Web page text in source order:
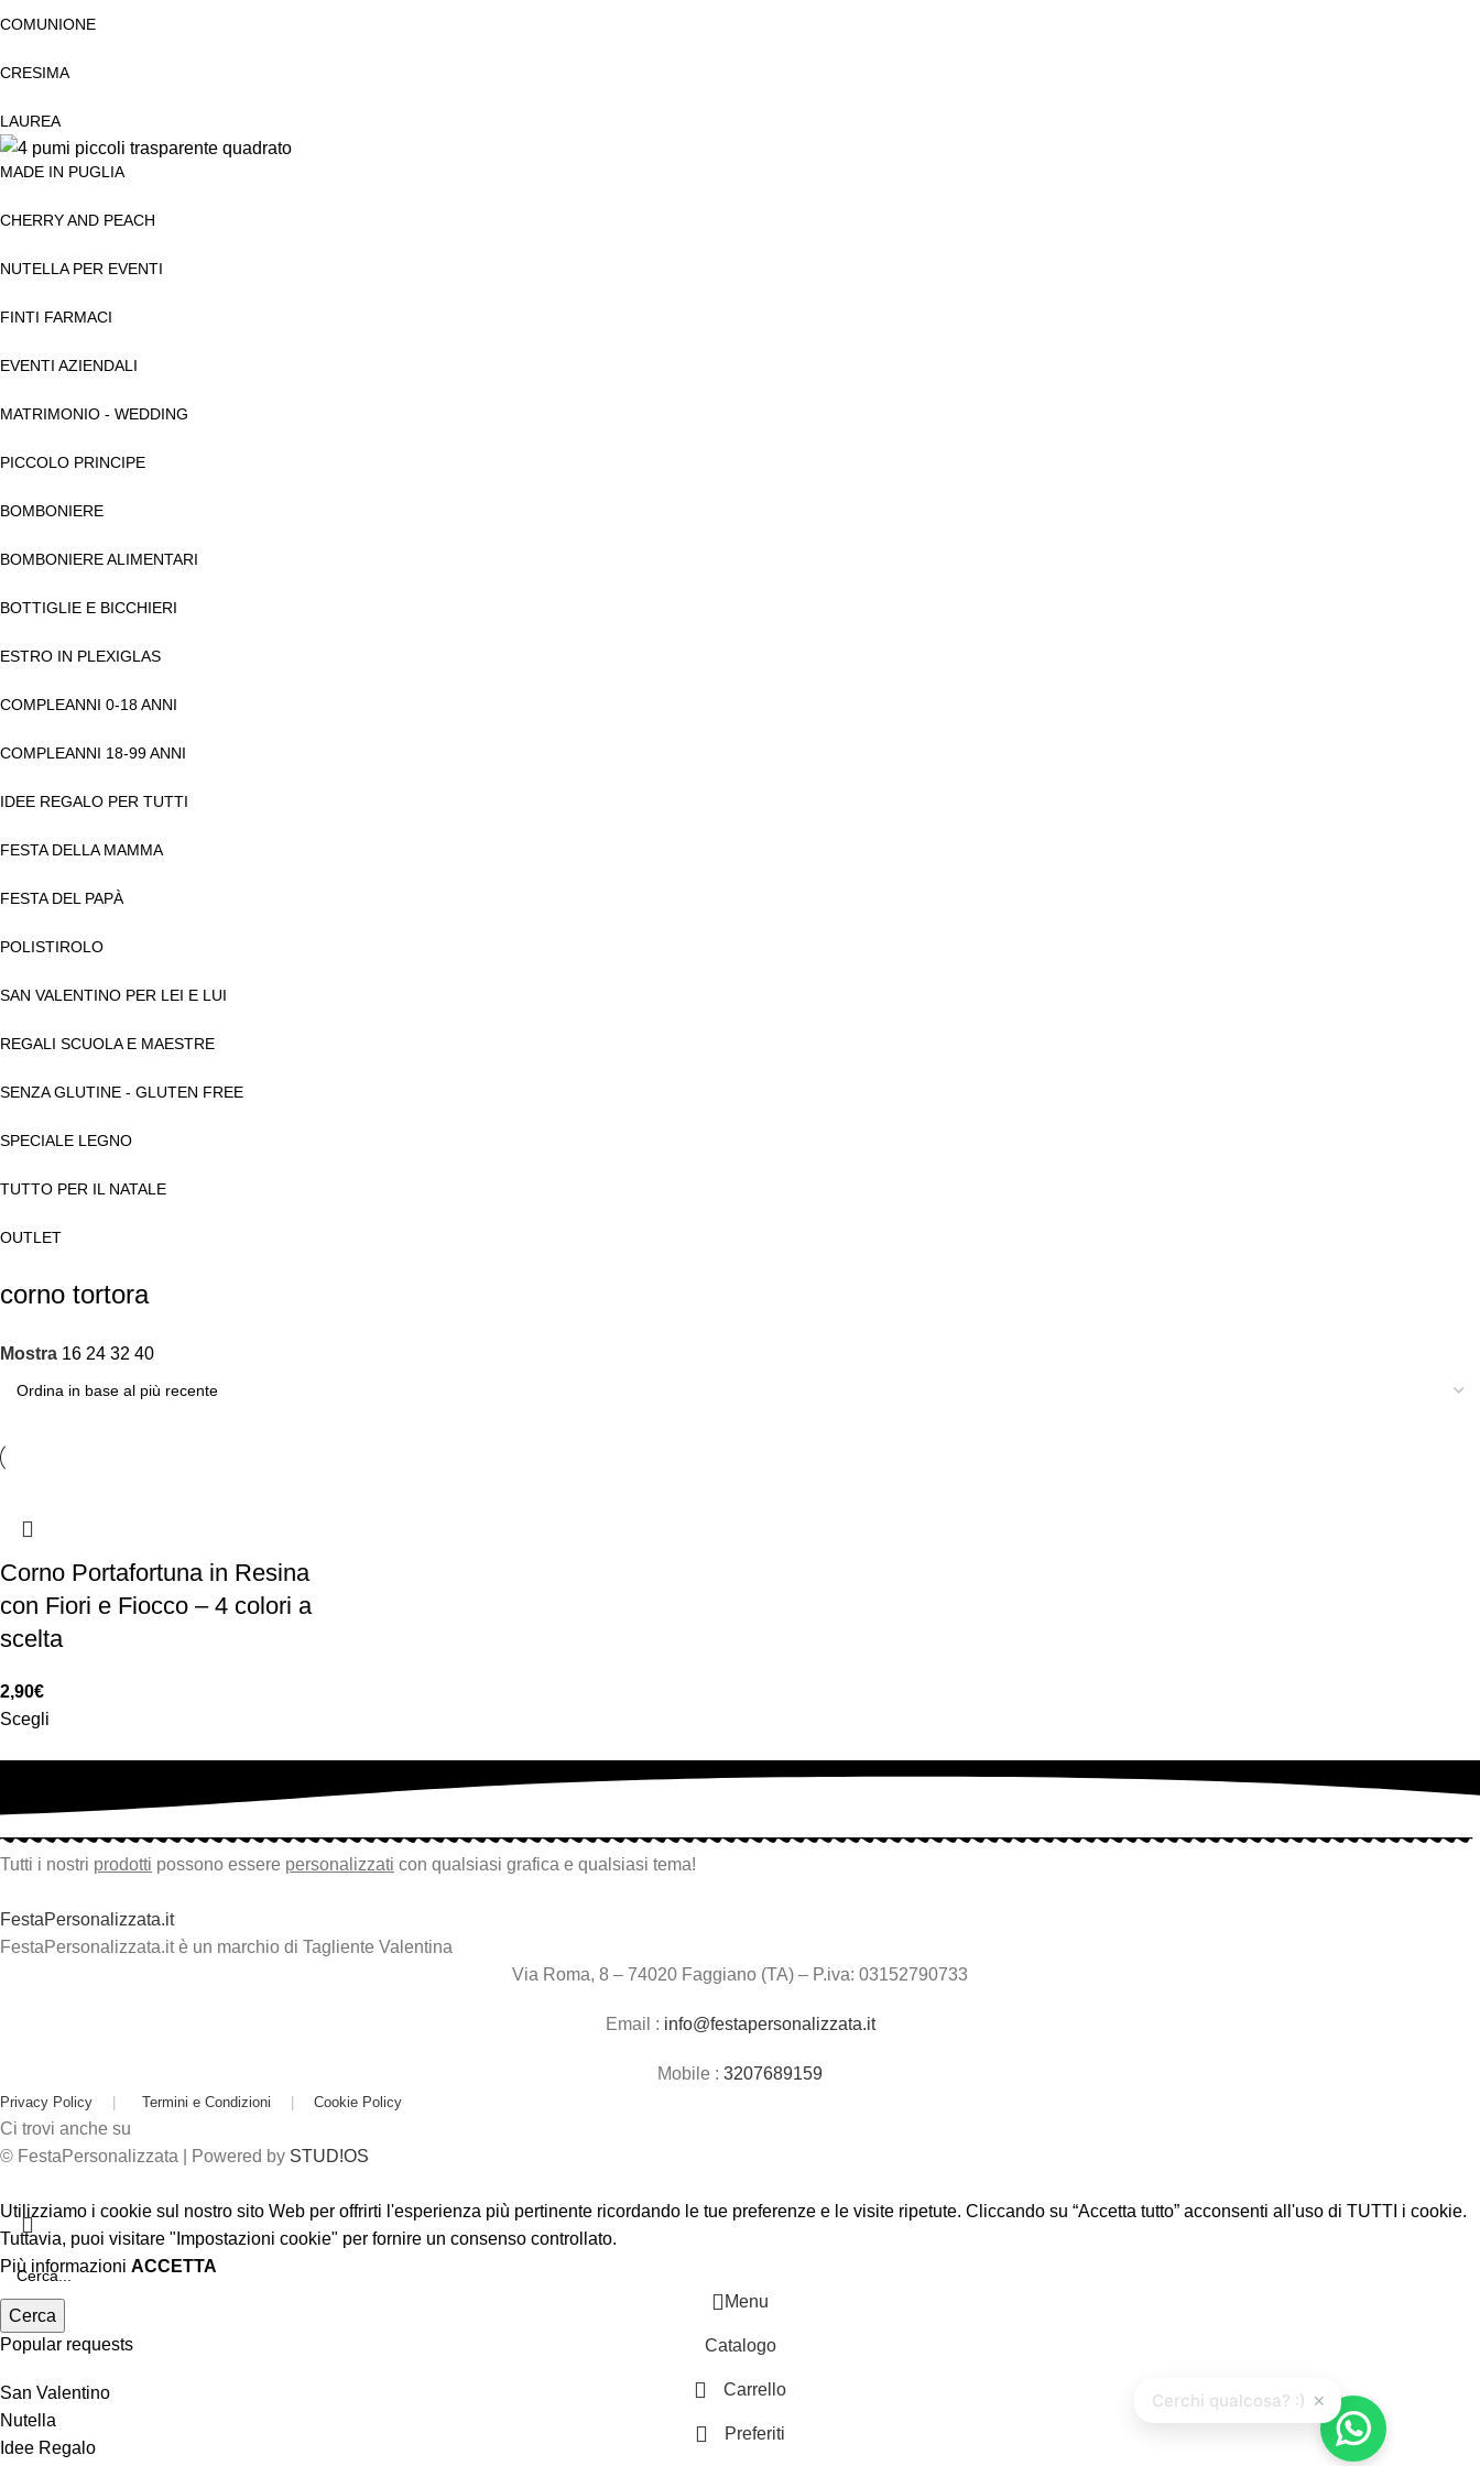
COMUNIONE
CRESIMA
LAUREA
MADE IN PUGLIA
CHERRY AND PEACH
NUTELLA PER EVENTI
FINTI FARMACI
EVENTI AZIENDALI
MATRIMONIO - WEDDING
PICCOLO PRINCIPE
BOMBONIERE
BOMBONIERE ALIMENTARI
BOTTIGLIE E BICCHIERI
ESTRO IN PLEXIGLAS
COMPLEANNI 0-18 ANNI
COMPLEANNI 18-99 ANNI
IDEE REGALO PER TUTTI
FESTA DELLA MAMMA
FESTA DEL PAPÀ
POLISTIROLO
SAN VALENTINO PER LEI E LUI
REGALI SCUOLA E MAESTRE
SENZA GLUTINE - GLUTEN FREE
SPECIALE LEGNO
TUTTO PER IL NATALE
OUTLET
corno tortora
Mostra 16 24 32 40
Corno Portafortuna in Resina
con Fiori e Fiocco – 4 colori a
scelta
2,90€
Scegli
Tutti i nostri prodotti possono essere personalizzati con qualsiasi grafica e qualsiasi tema!
FestaPersonalizzata.it
FestaPersonalizzata.it è un marchio di Tagliente Valentina
Via Roma, 8 – 74020 Faggiano (TA) – P.iva: 03152790733
Email : info@festapersonalizzata.it
Mobile : 3207689159
Privacy Policy | Termini e Condizioni | Cookie Policy
Ci trovi anche su
© FestaPersonalizzata | Powered by STUD!OS
Cerca
Popular requests
San Valentino
Nutella
Idee Regalo
Utilizziamo i cookie sul nostro sito Web per offrirti l'esperienza più pertinente ricordando le tue preferenze e le visite ripetute. Cliccando su “Accetta tutto” acconsenti all'uso di TUTTI i cookie.
Tuttavia, puoi visitare "Impostazioni cookie" per fornire un consenso controllato.
Più informazioni ACCETTA
×
Cerchi qualcosa? :)
Menu
Catalogo
Carrello
Preferiti